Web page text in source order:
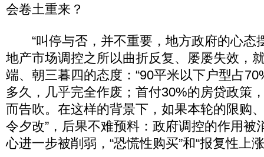
会卷土重来？
“叫停与否，并不重要，地方政府的心态
地产市场调控之所以曲折反复、屡屡失效，
端、朝三暮四的态度：“90平米以下户型占
多久，几乎完全作废；首付30%的房贷政策
而告吹。在这样的背景下，如果本轮的限购
令夕改”，后果不难预料：政府调控的作用被
心进一步被削弱，“恐慌性购买”和“报复性上